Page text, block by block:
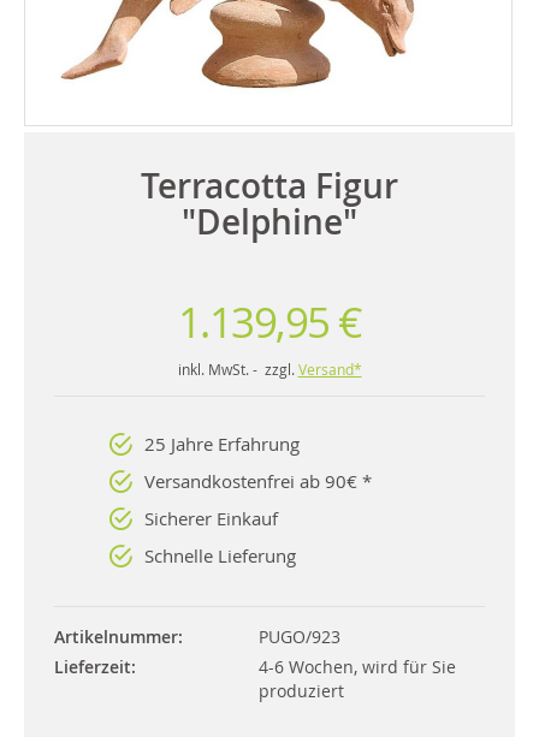
Terracotta Figur
"Delphine"
1.139,95 €
inkl. MwSt. - zzgl. Versand*
25 Jahre Erfahrung
Versandkostenfrei ab 90€ *
Sicherer Einkauf
Schnelle Lieferung
Artikelnummer
PUGO/923
Lieferzeit
4-6 Wochen, wird für Sie
produziert